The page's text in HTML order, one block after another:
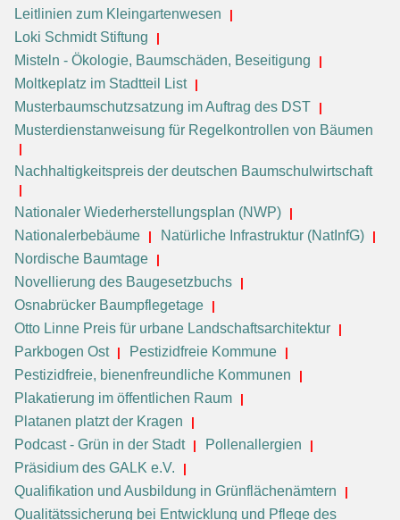
Leitlinien zum Kleingartenwesen
Loki Schmidt Stiftung
Misteln - Ökologie, Baumschäden, Beseitigung
Moltkeplatz im Stadtteil List
Musterbaumschutzsatzung im Auftrag des DST
Musterdienstanweisung für Regelkontrollen von Bäumen
Nachhaltigkeitspreis der deutschen Baumschulwirtschaft
Nationaler Wiederherstellungsplan (NWP)
Nationalerbebäume
Natürliche Infrastruktur (NatInfG)
Nordische Baumtage
Novellierung des Baugesetzbuchs
Osnabrücker Baumpflegetage
Otto Linne Preis für urbane Landschaftsarchitektur
Parkbogen Ost
Pestizidfreie Kommune
Pestizidfreie, bienenfreundliche Kommunen
Plakatierung im öffentlichen Raum
Platanen platzt der Kragen
Podcast - Grün in der Stadt
Pollenallergien
Präsidium des GALK e.V.
Qualifikation und Ausbildung in Grünflächenämtern
Qualitätssicherung bei Entwicklung und Pflege des